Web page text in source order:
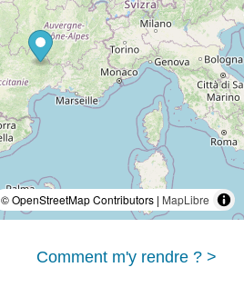
© OpenStreetMap Contributors | MapLibre
Comment m'y rendre ? >